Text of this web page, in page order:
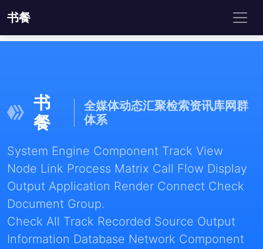
书餐
书
餐
全媒体动态汇聚检索资讯库网群
体系
System Engine Component Track View
Node Link Process Matrix Call Flow Display
Output Application Render Connect Check
Document Group.
Check All Track Recorded Source Output
Information Database Network Component